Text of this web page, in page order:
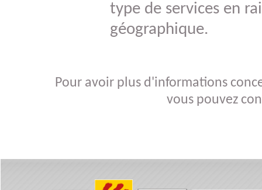
type de services en
géographique.
Pour avoir plus d'informations
vous pouvez